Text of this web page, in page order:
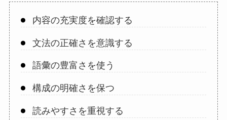
内容の充実度を確認する
文法の正確さを意識する
語彙の豊富さを使う
構成の明確さを保つ
読みやすさを重視する